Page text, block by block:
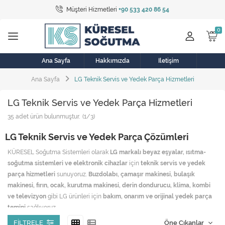
Müşteri Hizmetleri +90 533 420 86 54
Tüm Kategoriler
Bulaşık Makinesi
Buzdolabı
Çamaşır Kurutma Makinesi
Çamaşır Makinesi
Elektrikli Aksamlar
Elektrikli Süpürge
Ana Sayfa Hakkımızda İletişim
Ana Sayfa LG Teknik Servis ve Yedek Parça Hizmetleri
LG Teknik Servis ve Yedek Parça Hizmetleri
35 adet ürün bulunmuştur. (1/3)
LG Teknik Servis ve Yedek Parça Çözümleri
KÜRESEL Soğutma Sistemleri olarak LG markalı beyaz eşyalar, ısıtma-
soğutma sistemleri ve elektronik cihazlar için teknik servis ve yedek
parça hizmetleri sunuyoruz. Buzdolabı, çamaşır makinesi, bulaşık
makinesi, fırın, ocak, kurutma makinesi, derin dondurucu, klima, kombi
ve televizyon gibi LG ürünleri için bakım, onarım ve orijinal yedek parça
temini sağlıyoruz.
FILTRELE